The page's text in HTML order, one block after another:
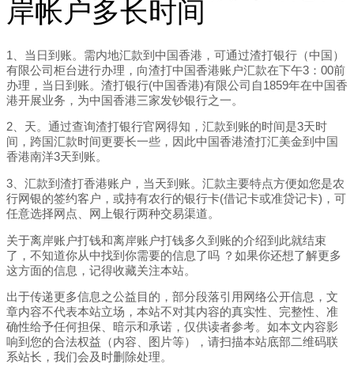
岸帐户多长时间
1、当日到账。需内地汇款到中国香港，可通过渣打银行（中国）
有限公司柜台进行办理，向渣打中国香港账户汇款在下午3：00前
办理，当日到账。渣打银行(中国香港)有限公司自1859年在中国香
港开展业务，为中国香港三家发钞银行之一。
2、天。通过查询渣打银行官网得知，汇款到账的时间是3天时
间，跨国汇款时间更要长一些，因此中国香港渣打汇美金到中国
香港南洋3天到账。
3、汇款到渣打香港账户，当天到账。汇款主要特点方便如您是农
行网银的签约客户，或持有农行的银行卡(借记卡或准贷记卡)，可
任意选择网点、网上银行两种交易渠道。
关于离岸账户打钱和离岸账户打钱多久到账的介绍到此就结束
了，不知道你从中找到你需要的信息了吗 ？如果你还想了解更多
这方面的信息，记得收藏关注本站。
出于传递更多信息之公益目的，部分段落引用网络公开信息，文
章内容不代表本站立场，本站不对其内容的真实性、完整性、准
确性给予任何担保、暗示和承诺，仅供读者参考。如本文内容影
响到您的合法权益（内容、图片等），请扫描本站底部二维码联
系站长，我们会及时删除处理。